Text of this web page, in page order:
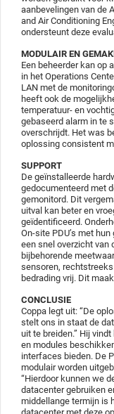
aanbevelingen van de
and Air Conditioning
ondersteunt deze
MODULAIR EN
Een beheerder kan op
in het Operations
LAN met de
heeft ook de
temperatuur- en
gebaseerd alarm in te
overschrijdt. Het was
oplossing consistent
SUPPORT
De geïnstalleerde
gedocumenteerd met
gemonitord. Dit
uitval kan beter en
geïdentificeerd.
On-site PDU’s met
een snel overzicht van
bijbehorende
sensoren,
bedrading vrij. Dit
CONCLUSIE
Coppa legt uit: “De
stelt ons in staat de
uit te breiden.” Hij
en modules
interfaces bieden. De
modulair worden
“Hierdoor kunnen we
datacenter gebruiken
middellange termijn is